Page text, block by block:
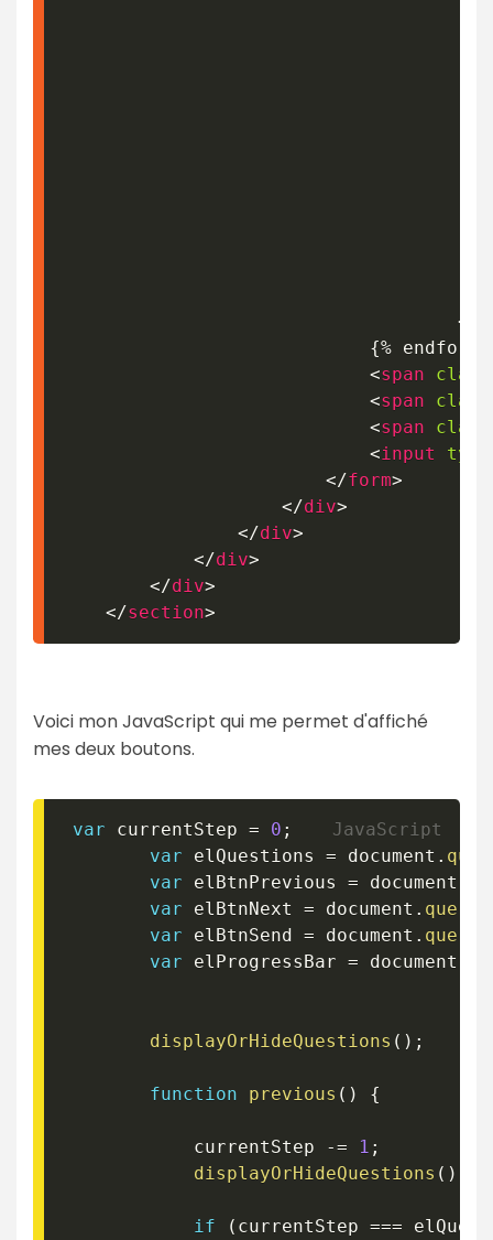
</
{% endfor
<span class
<span class
<span class
<input type
</form>
</div>
</div>
</div>
</div>
</section>
Voici mon JavaScript qui me permet d'affiché
mes deux boutons.
var currentStep = 0 ;
var elQuestions = document .
var elBtnPrevious = document
var elBtnNext = document .
var elBtnSend = document .
var elProgressBar = document
displayOrHideQuestions ( ) ;
function previous ( ) {
            currentStep
-= 1 ;
displayOrHideQuestions ( )
if ( currentStep ===